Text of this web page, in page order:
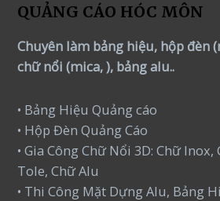
QUẢNG CÁO HÓC MÔN
Chuyên làm bảng hiệu, hộp đèn
chữ nổi (mica, ), bảng alu..
• Bảng Hiệu Quảng cáo
• Hộp Đèn Quảng Cáo
• Gia Công Chữ Nổi 3D: Chữ
Tole, Chữ Alu
• Thi Công Mặt Dựng Alu, Bảng